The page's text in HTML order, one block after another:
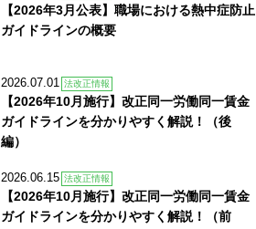
【2026年3月公表】職場における熱中症防止
ガイドラインの概要
2026.07.01 法改正情報
【2026年10月施行】改正同一労働同一賃金
ガイドラインを分かりやすく解説！（後
編）
2026.06.15 法改正情報
【2026年10月施行】改正同一労働同一賃金
ガイドラインを分かりやすく解説！（前